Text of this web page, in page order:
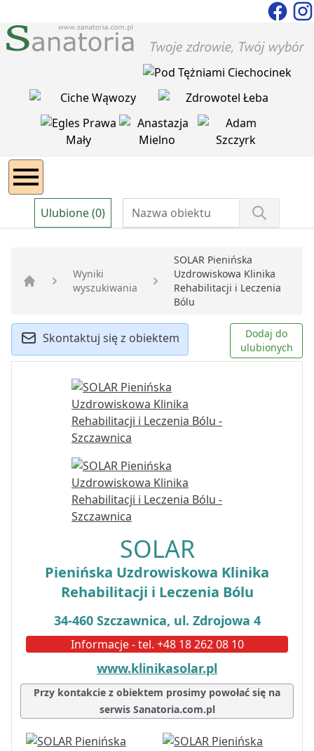
Ulubione (0)
Strona główna
Wyniki
wyszukiwania
SOLAR Pienińska
Uzdrowiskowa Klinika
Rehabilitacji i Leczenia
Bólu
Skontaktuj się z obiektem
Dodaj do
ulubionych
SOLAR
Pienińska Uzdrowiskowa Klinika
Rehabilitacji i Leczenia Bólu
34-460 Szczawnica, ul. Zdrojowa 4
Informacje - tel. +48 18 262 08 10
www.klinikasolar.pl
Przy kontakcie z obiektem prosimy powołać się na
serwis Sanatoria.com.pl